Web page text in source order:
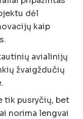
dėl
kaip
avialinijų
žvaigždučių
tik pusryčių, bet
norima lengvai